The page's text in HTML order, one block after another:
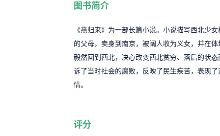
图书简介
《燕归来》为一部长篇小说。小说描写西北少
的父母，卖身到南京，被阔人收为义女，并在
毅然回到西北，决心改变西北贫穷、落后的状
诉了当时社会的腐败，反映了民生疾苦，表现
情。
评分